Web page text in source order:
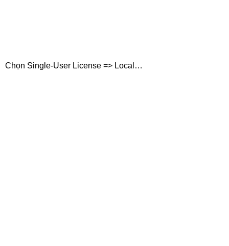
Chọn Single-User License => Local…